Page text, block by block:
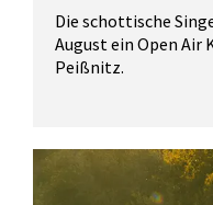
Die schottische
August ein Open Air
Peißnitz.